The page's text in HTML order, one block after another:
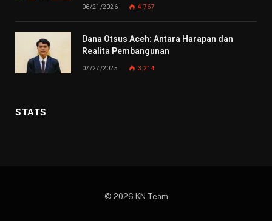
06/21/2026 4,767
Dana Otsus Aceh: Antara Harapan dan
Realita Pembangunan
07/27/2025 3,214
STATS
© 2026 KN Team